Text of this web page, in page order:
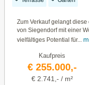
Zum Verkauf gelangt
von Siegendorf mit einer
vielfältiges Potential für...
Kaufpreis
€ 255.000,-
€ 2.741,- / m²